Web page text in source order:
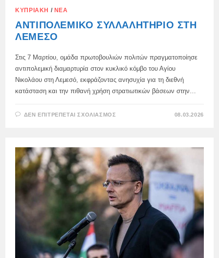
ΚΥΠΡΙΑΚΉ / ΝΈΑ
ΑΝΤΙΠΟΛΕΜΙΚΌ ΣΥΛΛΑΛΗΤΉΡΙΟ ΣΤΗ
ΛΕΜΕΣΌ
Στις 7 Μαρτίου, ομάδα πρωτοβουλιών πολιτών πραγματοποίησε
αντιπολεμική διαμαρτυρία στον κυκλικό κόμβο του Αγίου
Νικολάου στη Λεμεσό, εκφράζοντας ανησυχία για τη διεθνή
κατάσταση και την πιθανή χρήση στρατιωτικών βάσεων στην…
ΔΕΝ ΕΠΙΤΡΈΠΕΤΑΙ ΣΧΟΛΙΑΣΜΌΣ 08.03.2026